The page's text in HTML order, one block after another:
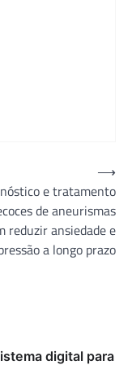
e tratamento
de aneurismas
reduzir ansiedade e
a longo prazo
⟶
digital para